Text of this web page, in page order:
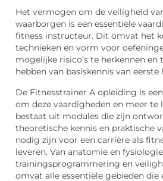
Het vermogen om de veiligheid
waarborgen is een essentiële
fitness instructeur. Dit omvat het
technieken en vorm voor
mogelijke risico’s te herkennen en
hebben van basiskennis van
De Fitnesstrainer A opleiding is
om deze vaardigheden en meer te
bestaat uit modules die zijn
theoretische kennis en praktische
nodig zijn voor een carrière als
leveren. Van anatomie en
trainingsprogrammering en
omvat alle essentiële gebieden die